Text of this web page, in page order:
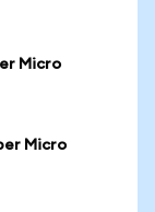
Micro
Micro